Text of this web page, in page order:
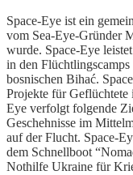
Space-Eye ist ein
vom Sea-Eye-Gründer
wurde. Space-Eye
in den
bosnischen Bihać.
Projekte für Geflüchtete
Eye verfolgt folgende
Geschehnisse im
auf der Flucht. Space-
dem Schnellboot
Nothilfe Ukraine für